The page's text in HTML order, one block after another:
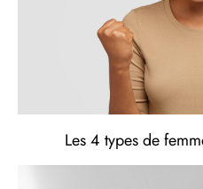
Les 4 types de